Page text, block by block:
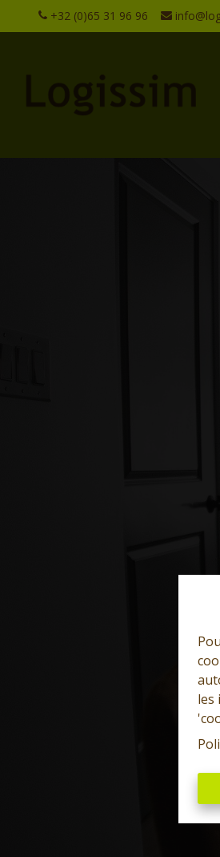
les
+32 (0)65 31 96 96